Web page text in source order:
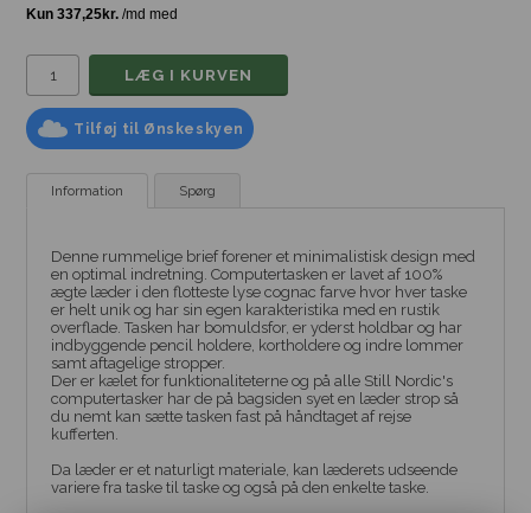
Tilføj til Ønskeskyen
Information Spørg
Denne rummelige brief forener et minimalistisk design med
en optimal indretning. Computertasken er lavet af 100%
ægte læder i den flotteste lyse cognac farve hvor hver taske
er helt unik og har sin egen karakteristika med en rustik
overflade. Tasken har bomuldsfor, er yderst holdbar og har
indbyggende pencil holdere, kortholdere og indre lommer
samt aftagelige stropper.
Der er kælet for funktionaliteterne og på alle Still Nordic's
computertasker har de på bagsiden syet en læder strop så
du nemt kan sætte tasken fast på håndtaget af rejse
kufferten.
Da læder er et naturligt materiale, kan læderets udseende
variere fra taske til taske og også på den enkelte taske.